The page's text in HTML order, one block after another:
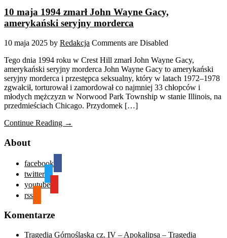
10 maja 1994 zmarł John Wayne Gacy,
amerykański seryjny morderca
10 maja 2025 by Redakcja Comments are Disabled
Tego dnia 1994 roku w Crest Hill zmarł John Wayne Gacy,
amerykański seryjny morderca John Wayne Gacy to amerykański
seryjny morderca i przestępca seksualny, który w latach 1972–1978
zgwałcił, torturował i zamordował co najmniej 33 chłopców i
młodych mężczyzn w Norwood Park Township w stanie Illinois, na
przedmieściach Chicago. Przydomek […]
Continue Reading →
About
facebook
twitter
youtube
rss
Komentarze
Tragedia Górnośląska cz. IV – Apokalipsa – Tragedia